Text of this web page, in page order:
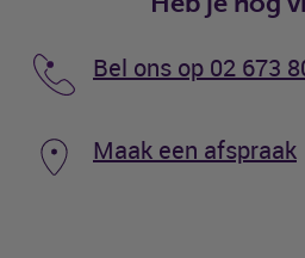
Bel ons op 02 673
Maak een afspraak